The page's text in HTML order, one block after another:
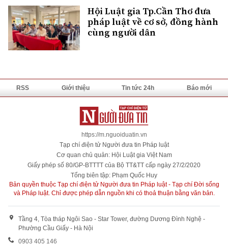
Hội Luật gia Tp.Cần Thơ đưa
pháp luật về cơ sở, đồng hành
cùng người dân
RSS Giới thiệu Tin tức 24h Báo mới
https://m.nguoiduatin.vn
Tạp chí điện tử Người đưa tin Pháp luật
Cơ quan chủ quản: Hội Luật gia Việt Nam
Giấy phép số 80/GP-BTTTT của Bộ TT&TT cấp ngày 27/2/2020
Tổng biên tập: Phạm Quốc Huy
Bản quyền thuộc Tạp chí điện tử Người đưa tin Pháp luật - Tạp chí Đời sống
và Pháp luật. Chỉ được phép dẫn nguồn khi có thoả thuận bằng văn bản.
Tầng 4, Tòa tháp Ngôi Sao - Star Tower, đường Dương Đình Nghệ -
Phường Cầu Giấy - Hà Nội
0903 405 146